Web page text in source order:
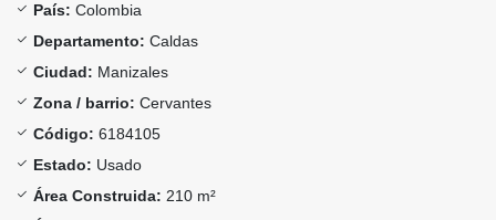
País: Colombia
Departamento: Caldas
Ciudad: Manizales
Zona / barrio: Cervantes
Código: 6184105
Estado: Usado
Área Construida: 210 m²